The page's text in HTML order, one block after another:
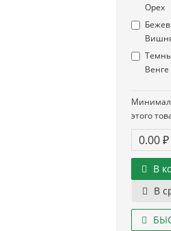
Орех
Венге
этого
0.00 ₽
В
В